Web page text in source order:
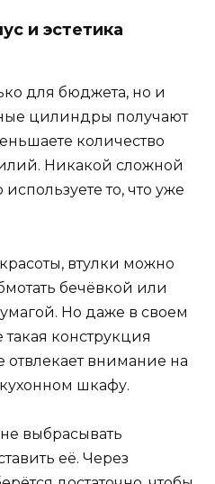
и эстетика
для бюджета, но и
цилиндры получают
количество
Никакой сложной
то, что уже
втулки можно
бечёвкой или
Но даже в своем
конструкция
отвлекает внимание на
шкафу.
выбрасывать
её. Через